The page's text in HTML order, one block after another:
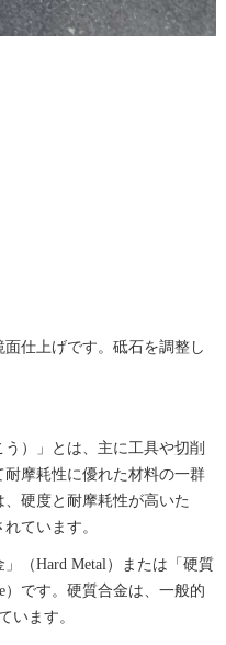
面仕上げです。砥石を調整し
う）」とは、主に工具や切削
摩耗性に優れた材料の一群
、硬度と耐摩耗性が高いた
ています。
（Hard Metal）または「硬質
）です。硬質合金は、一般的
います。